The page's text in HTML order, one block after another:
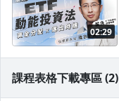
02:29
課程表格下載專區 (2)